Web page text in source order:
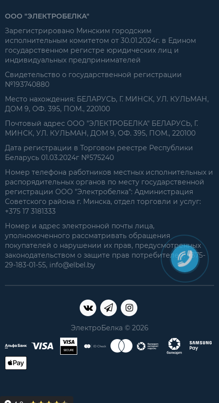
ООО "ЭЛЕКТРОБЕЛКА"
Зарегистрировано Минским городским
исполнительным комитетом от 30.01.2024г. в Едином
государственном регистре юридических лиц и
индивидуальных предпринимателей
Свидетельство о государственной регистрации
№193740880
Место нахождения: БЕЛАРУСЬ, Г. МИНСК, УЛ. КУЛЬМАН,
ДОМ 9, ОФ. 395, ПОМ., 220100
Почтовый адрес ООО "ЭЛЕКТРОБЕЛКА" БЕЛАРУСЬ, Г.
МИНСК, УЛ. КУЛЬМАН, ДОМ 9, ОФ. 395, ПОМ., 220100
Дата регистрации в Торговом реестре Республики
Беларусь 01.03.2024г №575240
Номер телефона работников местных исполнительных и
распорядительных органов по месту государственной
регистрации ООО "Электробелка": Администрация
Советского района г. Минска, отдел торговли и услуг:
+375 17 3181333
Номер и адрес электронной почты лица,
уполномоченного рассматривать обращения
покупателей о нарушении их прав, предусмотренных
законодательством о защите прав потребителей: +375-
29-183-01-55, info@elbel.by
ЭлектроБелка © 2026